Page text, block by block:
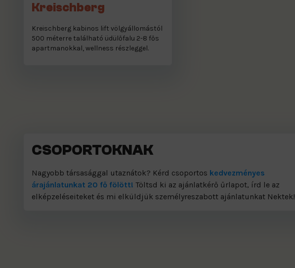
Kreischberg
Kreischberg kabinos lift völgyállomástól
500 méterre található üdülőfalu 2-8 fős
apartmanokkal, wellness részleggel.
CSOPORTOKNAK
Nagyobb társasággal utaznátok? Kérd csoportos kedvezményes
árajánlatunkat 20 fő fölött! Töltsd ki az ajánlatkérő űrlapot, írd le az
elképzeléseiteket és mi elküldjük személyreszabott ajánlatunkat Nektek!